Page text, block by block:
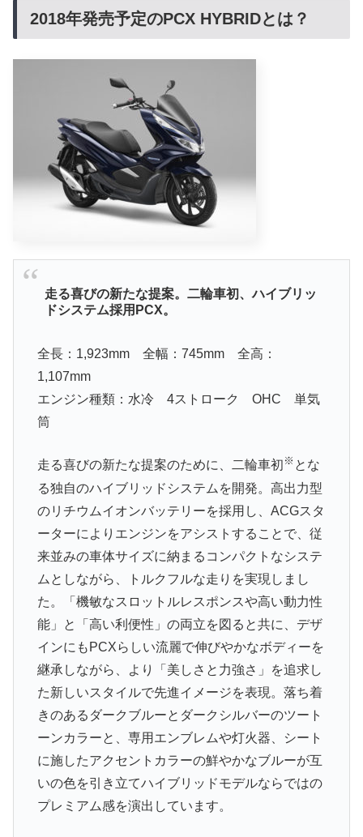
2018年発売予定のPCX HYBRIDとは？
走る喜びの新たな提案。二輪車初、ハイブリッ
ドシステム採用PCX。
全長：1,923mm 全幅：745mm 全高：
1,107mm
エンジン種類：水冷 4ストローク OHC 単気
筒
走る喜びの新たな提案のために、二輪車初 ※ とな
る独自のハイブリッドシステムを開発。高出力型
のリチウムイオンバッテリーを採用し、ACGスタ
ーターによりエンジンをアシストすることで、従
来並みの車体サイズに納まるコンパクトなシステ
ムとしながら、トルクフルな走りを実現しまし
た。「機敏なスロットルレスポンスや高い動力性
能」と「高い利便性」の両立を図ると共に、デザ
インにもPCXらしい流麗で伸びやかなボディーを
継承しながら、より「美しさと力強さ」を追求し
た新しいスタイルで先進イメージを表現。落ち着
きのあるダークブルーとダークシルバーのツート
ーンカラーと、専用エンブレムや灯火器、シート
に施したアクセントカラーの鮮やかなブルーが互
いの色を引き立てハイブリッドモデルならではの
プレミアム感を演出しています。